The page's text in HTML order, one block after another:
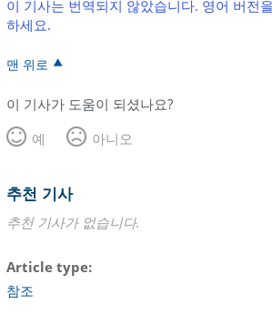
이 기사는 번역되지 않았습니다. 영어 버전
하세요.
맨 위로
이 기사가 도움이 되셨나요?
예
아니오
추천 기사
추천 기사가 없습니다.
Article type
참조